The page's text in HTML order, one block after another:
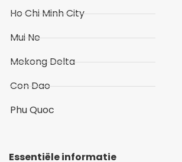
Ho Chi Minh City
Mui Ne
Mekong Delta
Con Dao
Phu Quoc
Essentiële informatie